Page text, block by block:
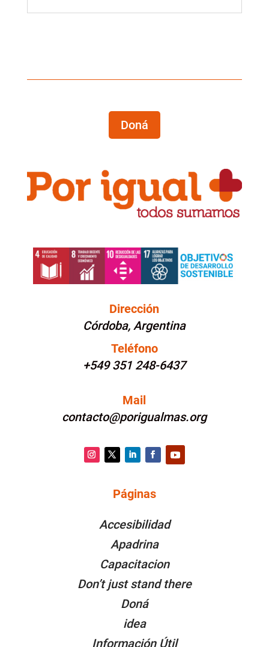
Doná
Dirección
Córdoba, Argentina
Teléfono
+549 351 248-6437
Mail
contacto@porigualmas.org
Facebook
Páginas
Accesibilidad
Apadrina
Capacitacion
Don’t just stand there
Doná
idea
Información Útil